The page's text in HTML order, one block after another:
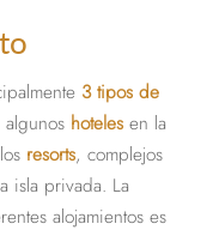
3 tipos de
hotelesen la
resorts, complejos
isla privada. La
alojamientos es